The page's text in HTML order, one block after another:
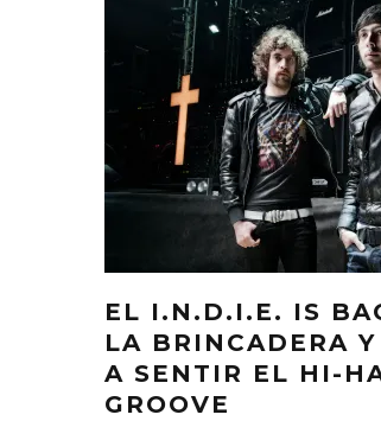
EL I.N.D.I.E. IS
LA BRINCADERA
A SENTIR EL HI-
GROOVE